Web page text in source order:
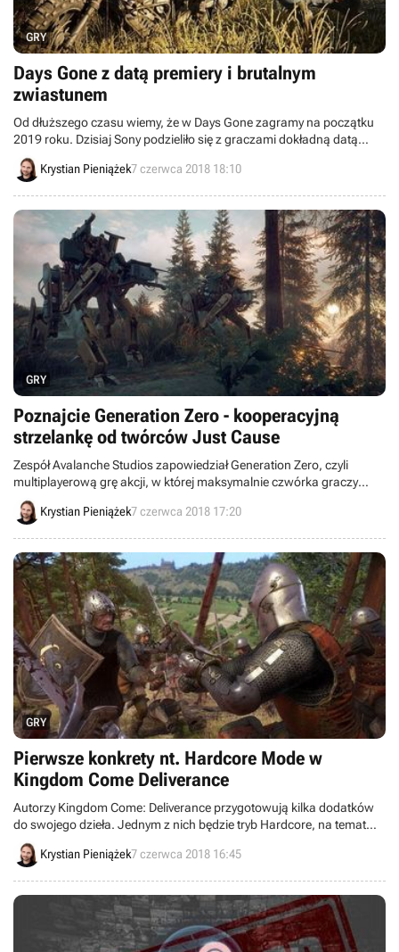
GRY
Days Gone z datą premiery i brutalnym
zwiastunem
Od dłuższego czasu wiemy, że w Days Gone zagramy na początku
2019 roku. Dzisiaj Sony podzieliło się z graczami dokładną datą
premiery najnowszego dzieła zespołu Bend Studio.
Krystian Pieniążek7 czerwca 2018 18:10
GRY
Poznajcie Generation Zero - kooperacyjną
strzelankę od twórców Just Cause
Zespół Avalanche Studios zapowiedział Generation Zero, czyli
multiplayerową grę akcji, w której maksymalnie czwórka graczy
stawi opór maszynom próbującym przejąć kontrolę nad Szwecją.
Całość prezentuje się niczym połączenie Stranger Things i Horizon
Krystian Pieniążek7 czerwca 2018 17:20
GRY
Pierwsze konkrety nt. Hardcore Mode w
Kingdom Come Deliverance
Autorzy Kingdom Come: Deliverance przygotowują kilka dodatków
do swojego dzieła. Jednym z nich będzie tryb Hardcore, na temat
którego poznaliśmy dzisiaj pierwsze konkretne informacje.
Krystian Pieniążek7 czerwca 2018 16:45